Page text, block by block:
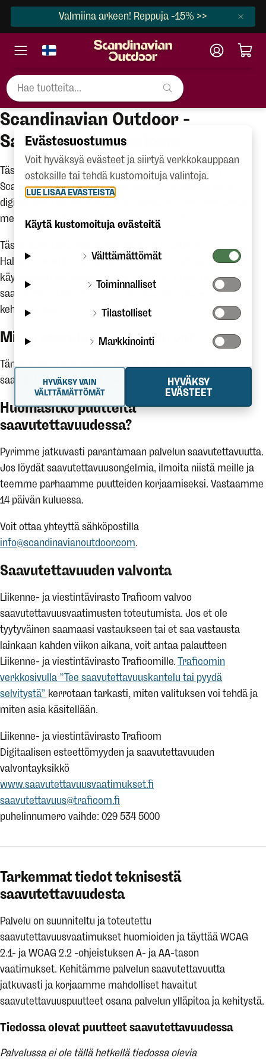
Valmiina arkeen! Reppuja -15% >>
Scandinavian Outdoor -
Saavutettavuusseloste
Tässä saavutettavuusselosteessa kerrotaan, miten
Scandinavian Outdoor -verkkokauppa noudattaa lakia
digitaalisten palvelujen tarjoamisesta ja miten voit antaa
meille palautetta saavutettavuusongelmista.
Tästä palvelusta vastaa Scandinavian Outdoor Oy.
Haluamme, että mahdollisimman moni käyttäjä pystyy
käyttämään digitaalisia palveluitamme. Otamme
saavutettavuuden huomioon digitaalisten palvelujemme
kehityksessä.
Miten saavutettava palvelu on?
Tämä palvelu täyttää lain vaatimat A- ja AA-tason
saavutettavuuskriteerit (WCAG 2.1 ja 2.2).
Huomasitko puutteita
saavutettavuudessa?
Pyrimme jatkuvasti parantamaan palvelun saavutettavuutta.
Jos löydät saavutettavuusongelmia, ilmoita niistä meille ja
teemme parhaamme puutteiden korjaamiseksi. Vastaamme
14 päivän kuluessa.
Voit ottaa yhteyttä sähköpostilla
info@scandinavianoutdoor.com.
Saavutettavuuden valvonta
Liikenne- ja viestintävirasto Traficom valvoo
saavutettavuusvaatimusten toteutumista. Jos et ole
tyytyväinen saamaasi vastaukseen tai et saa vastausta
lainkaan kahden viikon aikana, voit antaa palautteen
Liikenne- ja viestintävirasto Traficomille.Traficomin
verkkosivulla ”Tee saavutettavuuskantelu tai pyydä
selvitystä” kerrotaan tarkasti, miten valituksen voi tehdä ja
miten asia käsitellään.
Liikenne- ja viestintävirasto Traficom
Digitaalisen esteettömyyden ja saavutettavuuden
valvontayksikkö
www.saavutettavuusvaatimukset.fi
saavutettavuus@traficom.fi
puhelinnumero vaihde: 029 534 5000
Tarkemmat tiedot teknisestä
saavutettavuudesta
Palvelu on suunniteltu ja toteutettu
saavutettavuusvaatimukset huomioiden ja täyttää WCAG
2.1- ja WCAG 2.2 -ohjeistuksen A- ja AA-tason
vaatimukset. Kehitämme palvelun saavutettavuutta
jatkuvasti ja korjaamme mahdolliset havaitut
saavutettavuuspuutteet osana palvelun ylläpitoa ja kehitystä.
Tiedossa olevat puutteet saavutettavuudessa
Palvelussa ei ole tällä hetkellä tiedossa olevia
Evästesuostumus
Voit hyväksyä evästeet ja siirtyä verkkokauppaan
ostoksille tai tehdä kustomoituja valintoja.
LUE LISÄÄ EVÄSTEISTÄ
Käytä kustomoituja evästeitä
Välttämättömät
Toiminnalliset
Tilastolliset
Markkinointi
HYVÄKSY
EVÄSTEET
HYVÄKSY VAIN
VÄLTTÄMÄTTÖMÄT